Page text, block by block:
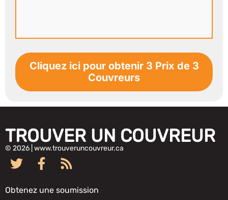
TROUVER UN COUVREUR
© 2026 | www.trouveruncouvreur.ca
Obtenez une soumission